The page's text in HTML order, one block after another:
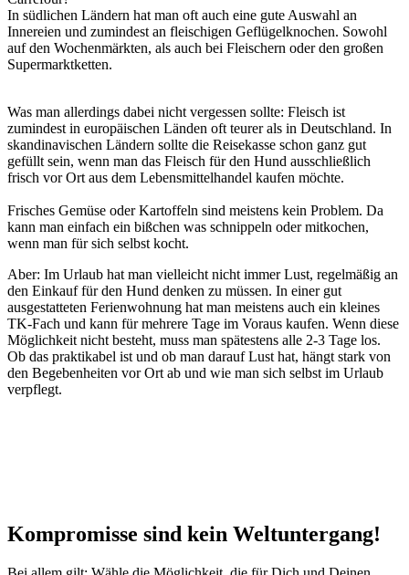
In südlichen Ländern hat man oft auch eine gute Auswahl an
Innereien und zumindest an fleischigen Geflügelknochen. Sowohl
auf den Wochenmärkten, als auch bei Fleischern oder den großen
Supermarktketten.
Was man allerdings dabei nicht vergessen sollte: Fleisch ist
zumindest in europäischen Länden oft teurer als in Deutschland. In
skandinavischen Ländern sollte die Reisekasse schon ganz gut
gefüllt sein, wenn man das Fleisch für den Hund ausschließlich
frisch vor Ort aus dem Lebensmittelhandel kaufen möchte.
Frisches Gemüse oder Kartoffeln sind meistens kein Problem. Da
kann man einfach ein bißchen was schnippeln oder mitkochen,
wenn man für sich selbst kocht.
Aber: Im Urlaub hat man vielleicht nicht immer Lust, regelmäßig an
den Einkauf für den Hund denken zu müssen. In einer gut
ausgestatteten Ferienwohnung hat man meistens auch ein kleines
TK-Fach und kann für mehrere Tage im Voraus kaufen. Wenn diese
Möglichkeit nicht besteht, muss man spätestens alle 2-3 Tage los.
Ob das praktikabel ist und ob man darauf Lust hat, hängt stark von
den Begebenheiten vor Ort ab und wie man sich selbst im Urlaub
verpflegt.
Kompromisse sind kein Weltuntergang!